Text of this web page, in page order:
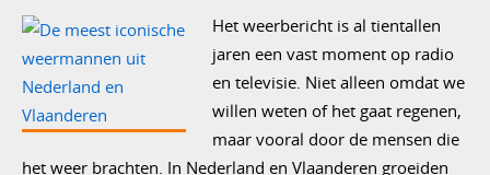
Het weerbericht is al tientallen
jaren een vast moment op radio
en televisie. Niet alleen omdat we
willen weten of het gaat regenen,
maar vooral door de mensen die
het weer brachten. In Nederland en Vlaanderen groeiden